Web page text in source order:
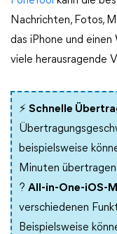
Nachrichten, Fotos,
das iPhone und
viele herausragende
⚡ Schnelle
beispielsweise
Minuten
? All-in-One-iOS-
verschiedenen
Beispielsweise